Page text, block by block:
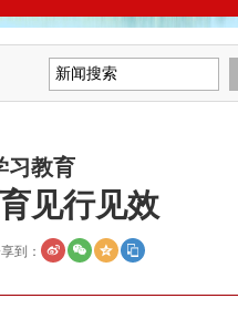
习教育
见行见效
到：